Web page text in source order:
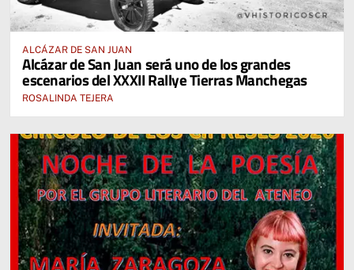
ALCÁZAR DE SAN JUAN
Alcázar de San Juan será uno de los grandes
escenarios del XXXII Rallye Tierras Manchegas
ROSALINDA TEJERA